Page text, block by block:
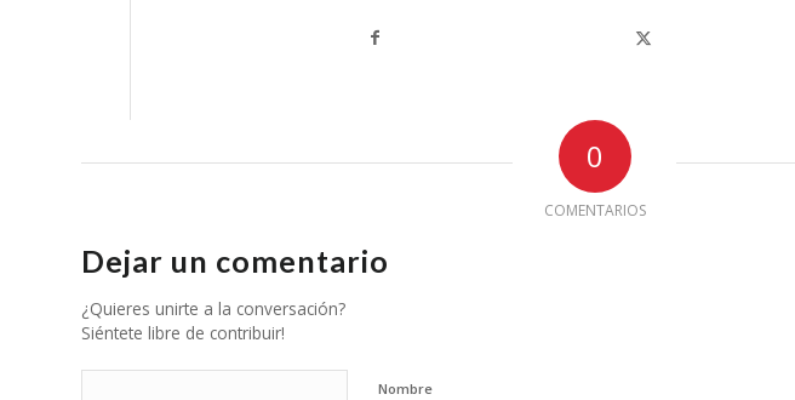
0
COMENTARIOS
Dejar un comentario
¿Quieres unirte a la conversación?
Siéntete libre de contribuir!
Nombre